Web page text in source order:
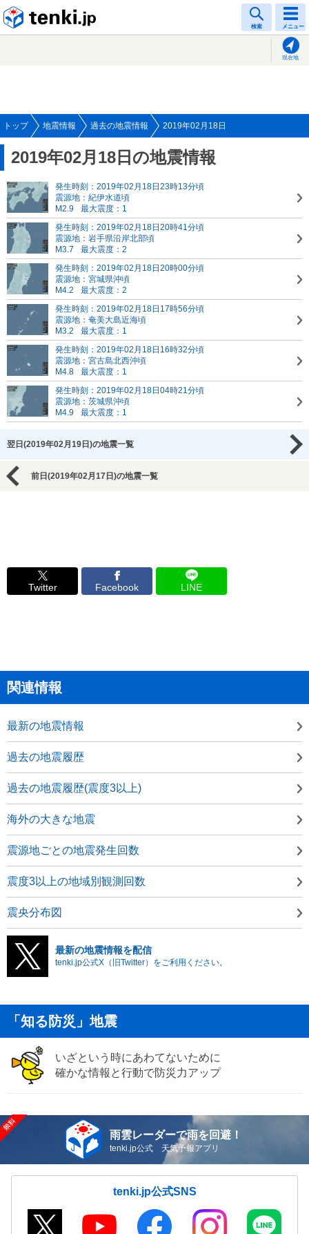
検索 メニュー
現在地
トップ 地震情報 過去の地震情報 2019年02月18日
2019年02月18日の地震情報
発生時刻：2019年02月18日23時13分頃
震源地：紀伊水道頃
M2.9
最大震度：1
発生時刻：2019年02月18日20時41分頃
震源地：岩手県沿岸北部頃
M3.7
最大震度：2
発生時刻：2019年02月18日20時00分頃
震源地：宮城県沖頃
M4.2
最大震度：2
発生時刻：2019年02月18日17時56分頃
震源地：奄美大島近海頃
M3.2
最大震度：1
発生時刻：2019年02月18日16時32分頃
震源地：宮古島北西沖頃
M4.8
最大震度：1
発生時刻：2019年02月18日04時21分頃
震源地：茨城県沖頃
M4.9
最大震度：1
翌日(2019年02月19日)の地震一覧
前日(2019年02月17日)の地震一覧
Twitter Facebook LINE
関連情報
最新の地震情報
過去の地震履歴
過去の地震履歴(震度3以上)
海外の大きな地震
震源地ごとの地震発生回数
震度3以上の地域別観測回数
震央分布図
最新の地震情報を配信
tenki.jp公式X（旧Twitter）をご利用ください。
「知る防災」地震
いざという時にあわてないために
確かな情報と行動で防災力アップ
雨雲レーダーで雨を回避！
tenki.jp公式 天気予報アプリ
tenki.jp公式SNS